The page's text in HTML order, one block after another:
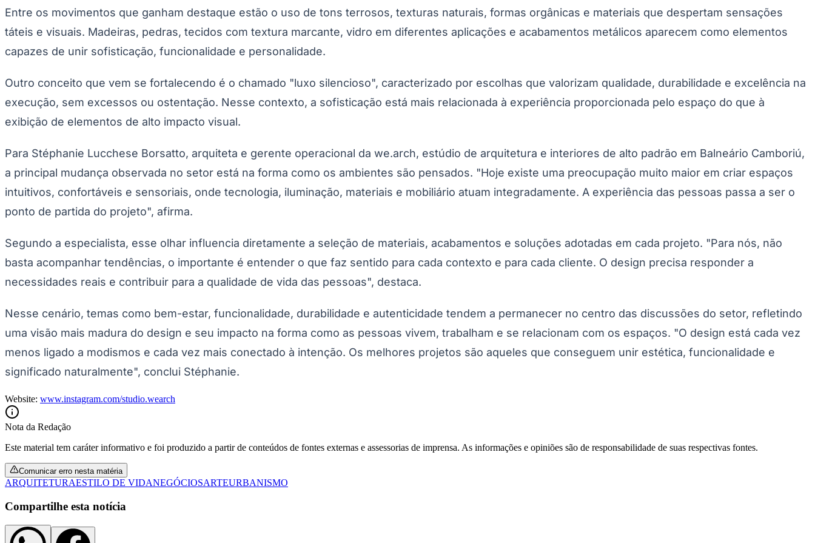
Copa do Brasil
Libertadores
Sul-Americana
Copa América
Champions League
Bundesliga
Entre os movimentos que ganham destaque estão o uso de tons terrosos, texturas naturais, formas orgânicas e materiais que despertam sensações
táteis e visuais. Madeiras, pedras, tecidos com textura marcante, vidro em diferentes aplicações e acabamentos metálicos aparecem como elementos
capazes de unir sofisticação, funcionalidade e personalidade.
Outro conceito que vem se fortalecendo é o chamado "luxo silencioso", caracterizado por escolhas que valorizam qualidade, durabilidade e excelência na
execução, sem excessos ou ostentação. Nesse contexto, a sofisticação está mais relacionada à experiência proporcionada pelo espaço do que à
exibição de elementos de alto impacto visual.
Para Stéphanie Lucchese Borsatto, arquiteta e gerente operacional da we.arch, estúdio de arquitetura e interiores de alto padrão em Balneário Camboriú,
a principal mudança observada no setor está na forma como os ambientes são pensados. "Hoje existe uma preocupação muito maior em criar espaços
intuitivos, confortáveis e sensoriais, onde tecnologia, iluminação, materiais e mobiliário atuam integradamente. A experiência das pessoas passa a ser o
ponto de partida do projeto", afirma.
Segundo a especialista, esse olhar influencia diretamente a seleção de materiais, acabamentos e soluções adotadas em cada projeto. "Para nós, não
basta acompanhar tendências, o importante é entender o que faz sentido para cada contexto e para cada cliente. O design precisa responder a
necessidades reais e contribuir para a qualidade de vida das pessoas", destaca.
Nesse cenário, temas como bem-estar, funcionalidade, durabilidade e autenticidade tendem a permanecer no centro das discussões do setor, refletindo
uma visão mais madura do design e seu impacto na forma como as pessoas vivem, trabalham e se relacionam com os espaços. "O design está cada vez
menos ligado a modismos e cada vez mais conectado à intenção. Os melhores projetos são aqueles que conseguem unir estética, funcionalidade e
significado naturalmente", conclui Stéphanie.
Website: www.instagram.com/studio.wearch
Nota da Redação
Este material tem caráter informativo e foi produzido a partir de conteúdos de fontes externas e assessorias de imprensa. As informações e opiniões são de responsabilidade de suas respectivas fontes.
Comunicar erro nesta matéria
ARQUITETURAESTILO DE VIDANEGÓCIOSARTEURBANISMO
Compartilhe esta notícia